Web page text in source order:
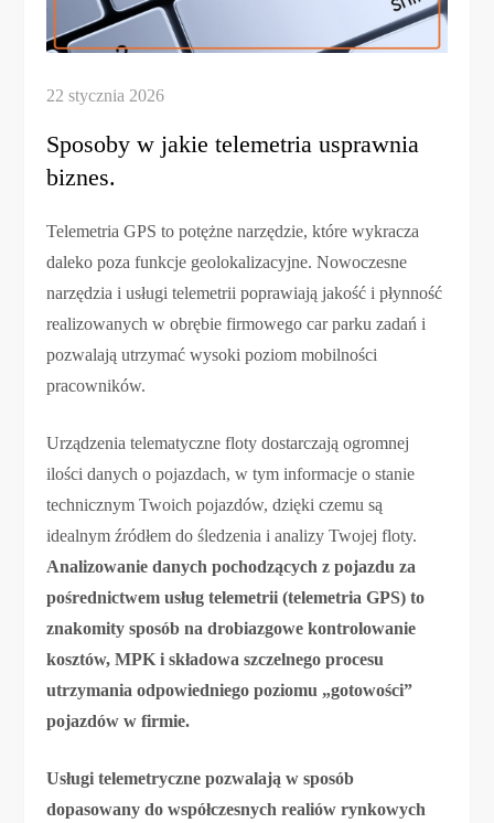
Sposoby w jakie telemetria usprawnia
biznes.
Telemetria GPS to potężne narzędzie, które wykracza
daleko poza funkcje geolokalizacyjne. Nowoczesne
narzędzia i usługi telemetrii poprawiają jakość i płynność
realizowanych w obrębie firmowego car parku zadań i
pozwalają utrzymać wysoki poziom mobilności
pracowników.
Urządzenia telematyczne floty dostarczają ogromnej
ilości danych o pojazdach, w tym informacje o stanie
technicznym Twoich pojazdów, dzięki czemu są
idealnym źródłem do śledzenia i analizy Twojej floty.
Analizowanie danych pochodzących z pojazdu za
pośrednictwem usług telemetrii (telemetria GPS) to
znakomity sposób na drobiazgowe kontrolowanie
kosztów, MPK i składowa szczelnego procesu
utrzymania odpowiedniego poziomu „gotowości”
pojazdów w firmie.
Usługi telemetryczne pozwalają w sposób
dopasowany do współczesnych realiów rynkowych